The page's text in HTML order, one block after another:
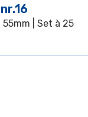
| Set à 25